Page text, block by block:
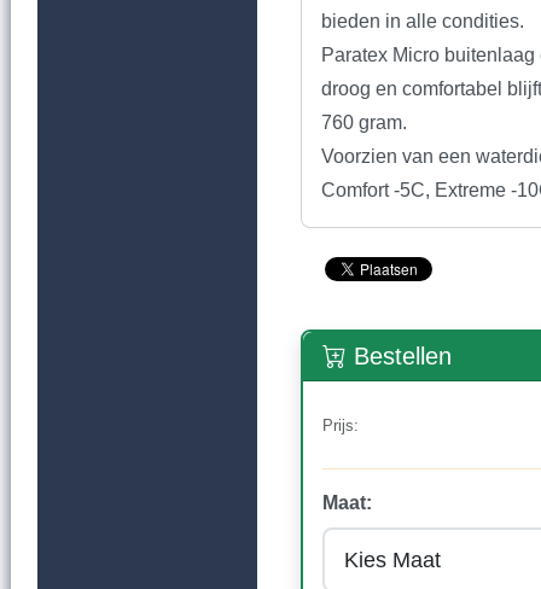
bieden in alle condities.
Paratex Micro
droog en comfortabel
760 gram.
Voorzien van een
Comfort -5C, Extreme -
Bestellen
Prijs:
Maat: